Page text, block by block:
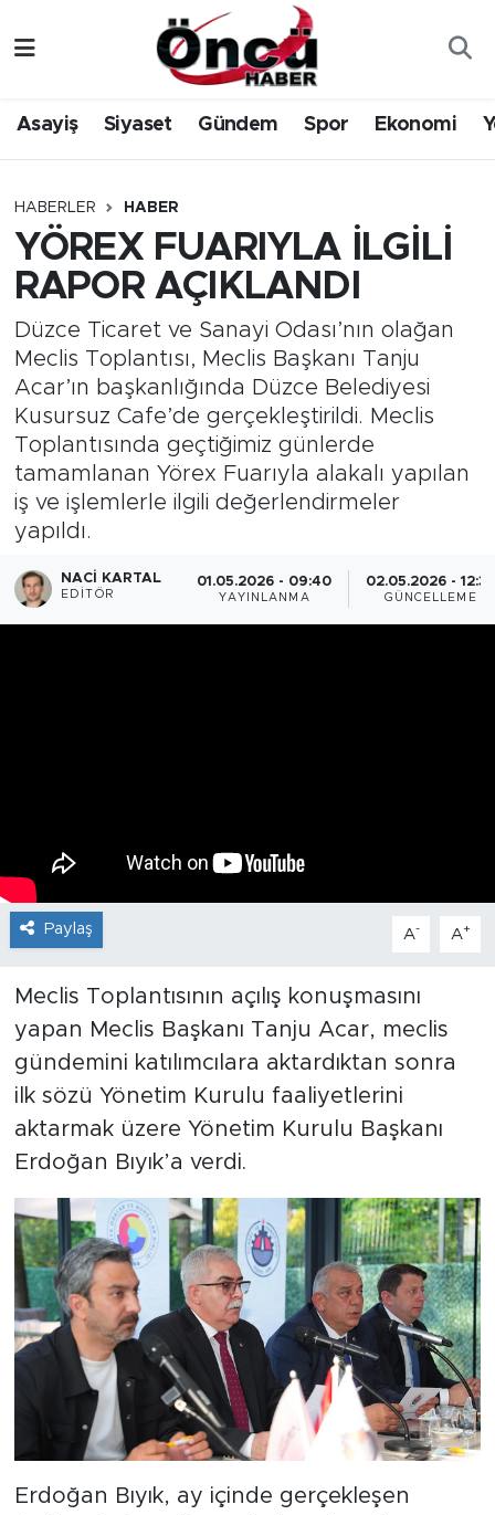
Asayiş Siyaset Gündem Spor Ekonomi
HABERLER HABER
YÖREX FUARIYLA İLGİLİ
RAPOR AÇIKLANDI
Düzce Ticaret ve Sanayi Odası’nın olağan
Meclis Toplantısı, Meclis Başkanı Tanju
Acar’ın başkanlığında Düzce Belediyesi
Kusursuz Cafe’de gerçekleştirildi. Meclis
Toplantısında geçtiğimiz günlerde
tamamlanan Yörex Fuarıyla alakalı yapılan
iş ve işlemlerle ilgili değerlendirmeler
yapıldı.
NACI KARTAL
EDITÖR
01.05.2026 - 09:40
YAYINLANMA
02.05.2026 - 12:32
GÜNCELLEME
Paylaş A- A+
Meclis Toplantısının açılış konuşmasını
yapan Meclis Başkanı Tanju Acar, meclis
gündemini katılımcılara aktardıktan sonra
ilk sözü Yönetim Kurulu faaliyetlerini
aktarmak üzere Yönetim Kurulu Başkanı
Erdoğan Bıyık’a verdi.
Erdoğan Bıyık, ay içinde gerçekleşen
Gündem
Spor
Yerel Haber
Öncü Radyo Dinle
Öncü TV İzle
Düzce Nöbetçi Eczaneler
Düzce Hava Durumu
Düzce Trafik Yoğunluk Haritası
Süper Lig Puan Durumu ve Fikstür
Tüm Manşetler
Son Dakika Haberleri
Haber Arşivi